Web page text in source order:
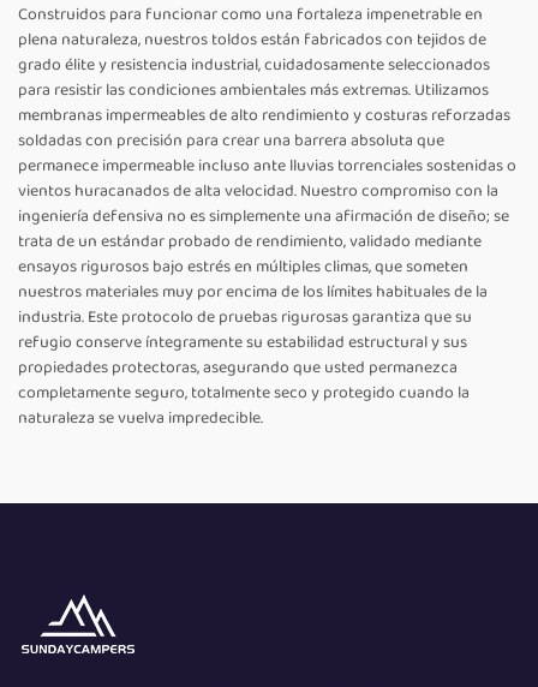
Construidos para funcionar como una fortaleza impenetrable en
plena naturaleza, nuestros toldos están fabricados con tejidos de
grado élite y resistencia industrial, cuidadosamente seleccionados
para resistir las condiciones ambientales más extremas. Utilizamos
membranas impermeables de alto rendimiento y costuras reforzadas
soldadas con precisión para crear una barrera absoluta que
permanece impermeable incluso ante lluvias torrenciales sostenidas o
vientos huracanados de alta velocidad. Nuestro compromiso con la
ingeniería defensiva no es simplemente una afirmación de diseño; se
trata de un estándar probado de rendimiento, validado mediante
ensayos rigurosos bajo estrés en múltiples climas, que someten
nuestros materiales muy por encima de los límites habituales de la
industria. Este protocolo de pruebas rigurosas garantiza que su
refugio conserve íntegramente su estabilidad estructural y sus
propiedades protectoras, asegurando que usted permanezca
completamente seguro, totalmente seco y protegido cuando la
naturaleza se vuelva impredecible.